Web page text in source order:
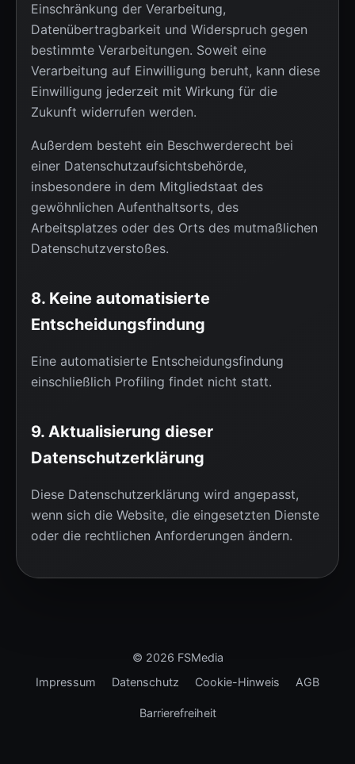
Einschränkung der Verarbeitung,
Datenübertragbarkeit und Widerspruch gegen
bestimmte Verarbeitungen. Soweit eine
Verarbeitung auf Einwilligung beruht, kann diese
Einwilligung jederzeit mit Wirkung für die
Zukunft widerrufen werden.
Außerdem besteht ein Beschwerderecht bei
einer Datenschutzaufsichtsbehörde,
insbesondere in dem Mitgliedstaat des
gewöhnlichen Aufenthaltsorts, des
Arbeitsplatzes oder des Orts des mutmaßlichen
Datenschutzverstoßes.
8. Keine automatisierte
Entscheidungsfindung
Eine automatisierte Entscheidungsfindung
einschließlich Profiling findet nicht statt.
9. Aktualisierung dieser
Datenschutzerklärung
Diese Datenschutzerklärung wird angepasst,
wenn sich die Website, die eingesetzten Dienste
oder die rechtlichen Anforderungen ändern.
© 2026 FSMedia
Impressum
Datenschutz Cookie-Hinweis AGB
Barrierefreiheit